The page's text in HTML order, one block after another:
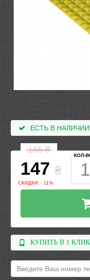
ЕСТЬ В НАЛИЧИИ
165₴
147 ₴
СКИДКИ: - 11%
КОЛ-
КУПИТЬ В 1 КЛИК